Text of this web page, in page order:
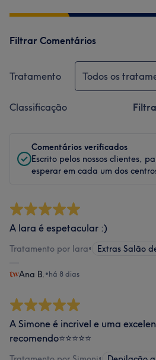
Filtrar Comentários
Tratamento Todos os
Classificação
Comentários verificados
Escrito pelos nossos clientes,
esperar em cada um dos
A Iara é espetacular :)
Tratamento por Iara• Extras Salão
Ana B. •há 8 dias
A Simone é incrivel e uma
recomendo⭐️⭐️⭐️⭐️⭐️